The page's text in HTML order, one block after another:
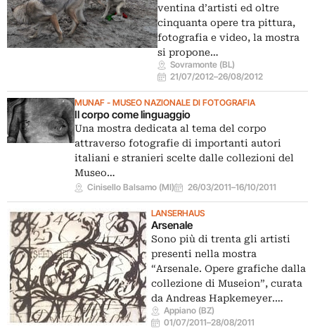
ventina d’artisti ed oltre
cinquanta opere tra pittura,
fotografia e video, la mostra
si propone…
Sovramonte (BL)
21/07/2012–26/08/2012
MUNAF - MUSEO NAZIONALE DI FOTOGRAFIA
Il corpo come linguaggio
Una mostra dedicata al tema del corpo
attraverso fotografie di importanti autori
italiani e stranieri scelte dalle collezioni del
Museo…
Cinisello Balsamo (MI) 26/03/2011–16/10/2011
LANSERHAUS
Arsenale
Sono più di trenta gli artisti
presenti nella mostra
“Arsenale. Opere grafiche dalla
collezione di Museion”, curata
da Andreas Hapkemeyer.…
Appiano (BZ)
01/07/2011–28/08/2011